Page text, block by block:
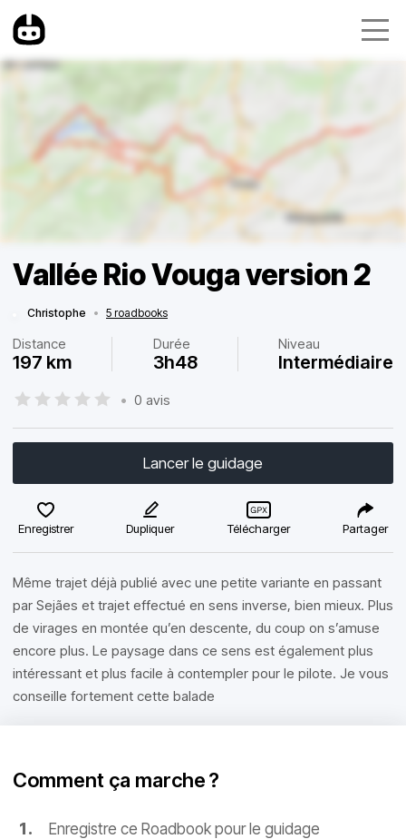
Vallée Rio Vouga version 2
Christophe • 5 roadbooks
Distance
197 km
Durée
3h48
Niveau
Intermédiaire
• 0 avis
Lancer le guidage
Enregistrer Dupliquer Télécharger Partager
Même trajet déjà publié avec une petite variante en passant
par Sejães et trajet effectué en sens inverse, bien mieux. Plus
de virages en montée qu’en descente, du coup on s’amuse
encore plus. Le paysage dans ce sens est également plus
intéressant et plus facile à contempler pour le pilote. Je vous
conseille fortement cette balade
Comment ça marche ?
Enregistre ce Roadbook pour le guidage